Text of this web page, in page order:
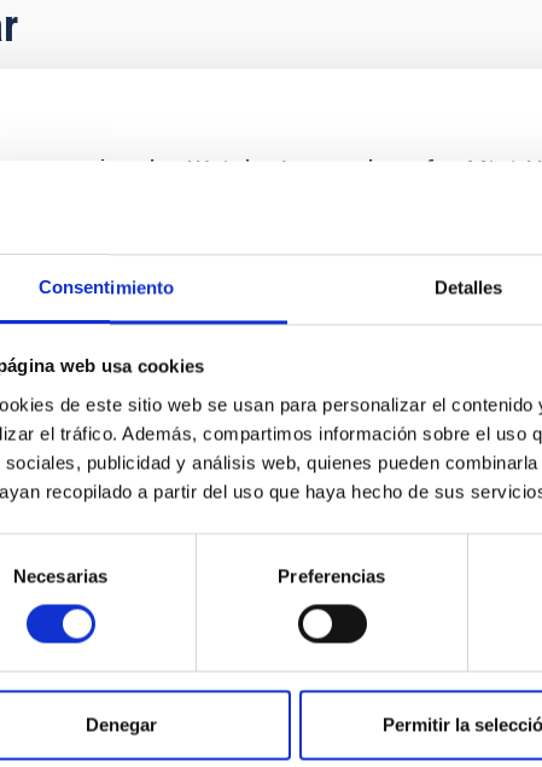
Consentimiento Detalles
web usa cookies
de este sitio web se usan para personalizar el
el tráfico. Además, compartimos información sobre el uso
sociales, publicidad y análisis web, quienes pueden
recopilado a partir del uso que haya hecho de sus
Necesarias Preferencias
Denegar Permitir la
Molecular Weight Atmosphere for
NIRSpec/G395H and NIRISS/SOSS transmission
system, TOI-1130, which hosts an inner mini-Neptune
NÚMERO DE CITAS 0
Extended Mission's Flyby of Near-Earth
nicknamed Hayabusa2# (# is pronounced SHARP, which
and engineering investigations in space. After the